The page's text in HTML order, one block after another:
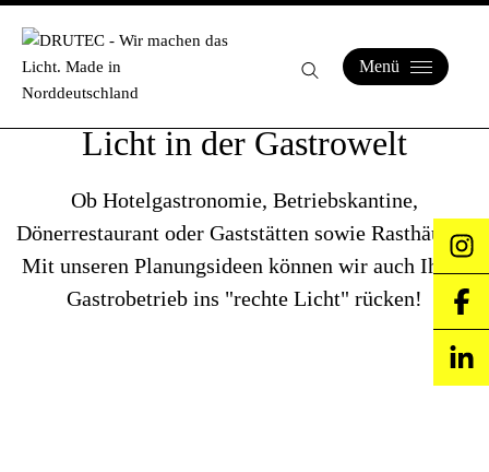
Menü
Licht in der Gastrowelt
Ob Hotelgastronomie, Betriebskantine,
Dönerrestaurant oder Gaststätten sowie Rasthäuser.
Mit unseren Planungsideen können wir auch Ihren
Gastrobetrieb ins "rechte Licht" rücken!